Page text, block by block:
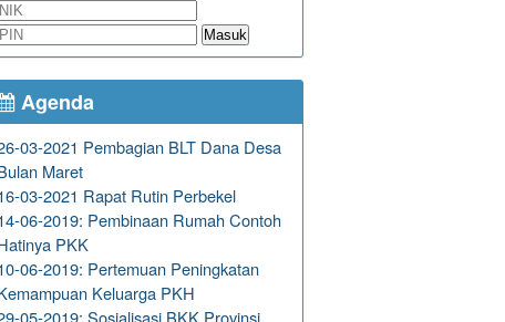
Masuk
Agenda
03-2021 Pembagian BLT Dana Desa
Maret
03-2021 Rapat Rutin Perbekel
06-2019: Pembinaan Rumah Contoh
PKK
06-2019: Pertemuan Peningkatan
Keluarga PKH
05-2019: Sosialisasi BKK Provinsi